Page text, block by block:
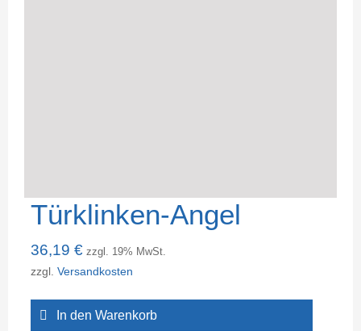
Türklinken-Angel
36,19 € zzgl. 19% MwSt.
zzgl. Versandkosten
In den Warenkorb